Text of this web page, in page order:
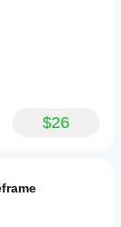
$26